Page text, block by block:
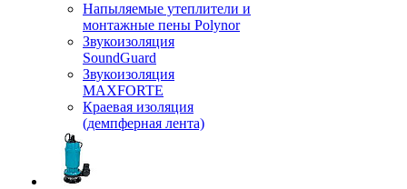
Напыляемые утеплители и
монтажные пены Polynor
Звукоизоляция
SoundGuard
Звукоизоляция
MAXFORTE
Краевая изоляция
(демпферная лента)